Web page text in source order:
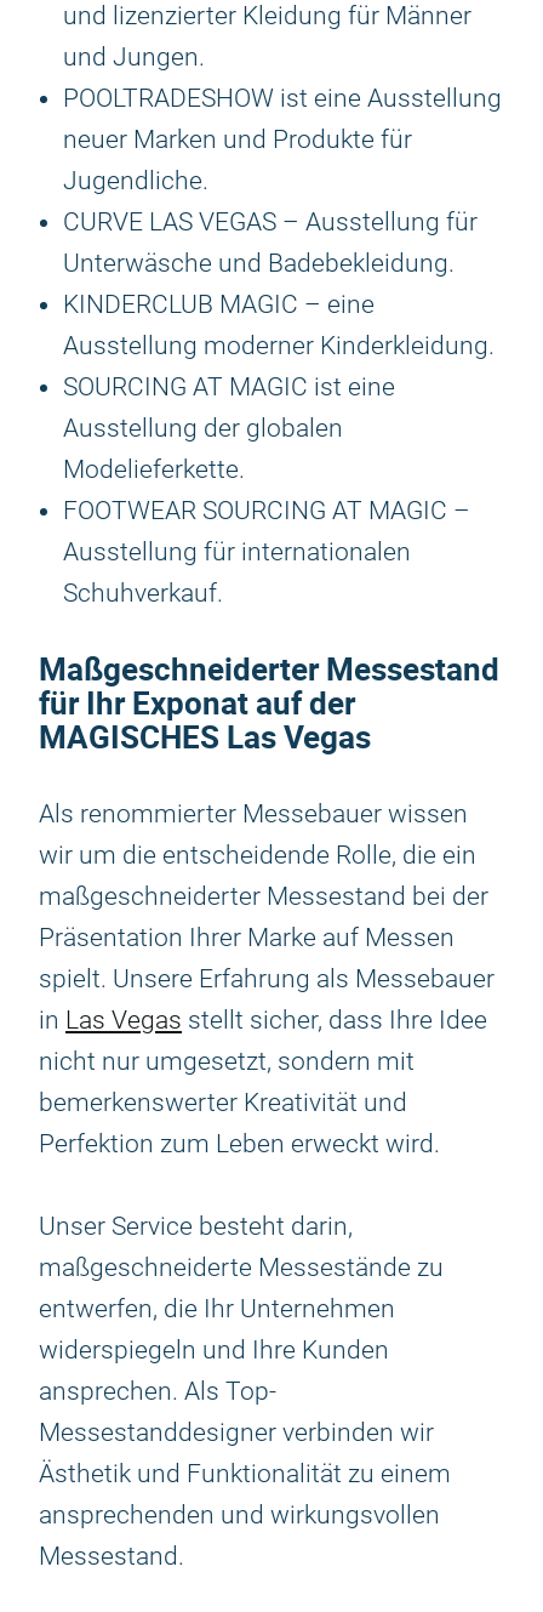
und lizenzierter Kleidung für Männer
und Jungen.
POOLTRADESHOW ist eine Ausstellung
neuer Marken und Produkte für
Jugendliche.
CURVE LAS VEGAS – Ausstellung für
Unterwäsche und Badebekleidung.
KINDERCLUB MAGIC – eine
Ausstellung moderner Kinderkleidung.
SOURCING AT MAGIC ist eine
Ausstellung der globalen
Modelieferkette.
FOOTWEAR SOURCING AT MAGIC –
Ausstellung für internationalen
Schuhverkauf.
Maßgeschneiderter Messestand
für Ihr Exponat auf der
MAGISCHES Las Vegas
Als renommierter Messebauer wissen
wir um die entscheidende Rolle, die ein
maßgeschneiderter Messestand bei der
Präsentation Ihrer Marke auf Messen
spielt. Unsere Erfahrung als Messebauer
in Las Vegas stellt sicher, dass Ihre Idee
nicht nur umgesetzt, sondern mit
bemerkenswerter Kreativität und
Perfektion zum Leben erweckt wird.
Unser Service besteht darin,
maßgeschneiderte Messestände zu
entwerfen, die Ihr Unternehmen
widerspiegeln und Ihre Kunden
ansprechen. Als Top-
Messestanddesigner verbinden wir
Ästhetik und Funktionalität zu einem
ansprechenden und wirkungsvollen
Messestand.